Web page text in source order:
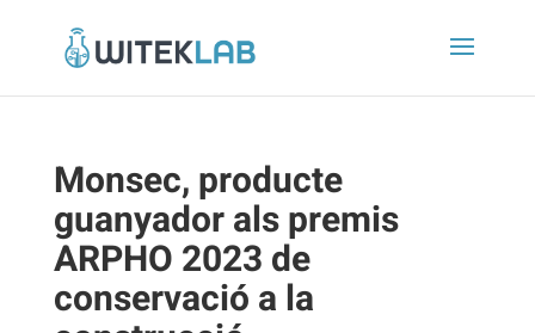
Monsec, producte
guanyador als premis
ARPHO 2023 de
conservació a la